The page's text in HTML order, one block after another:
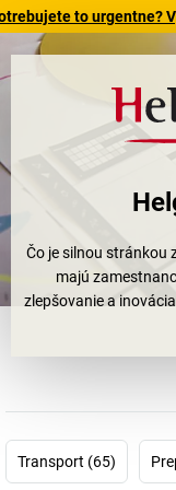
to urgentne?
Čo je silnou stránkou
majú
zlepšovanie a
že zakladateľ
Jeho prvý výrobok
tento praktický
Transport (65)